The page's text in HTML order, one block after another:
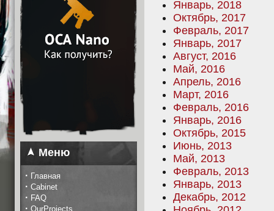
Меню
· Главная
· Cabinet
· FAQ
· OurProjects
Январь, 2018
Октябрь, 2017
Февраль, 2017
Январь, 2017
Август, 2016
Май, 2016
Апрель, 2016
Март, 2016
Февраль, 2016
Январь, 2016
Октябрь, 2015
Июнь, 2013
Май, 2013
Февраль, 2013
Январь, 2013
Декабрь, 2012